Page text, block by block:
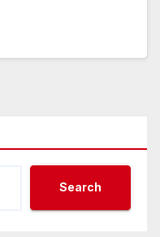
Search